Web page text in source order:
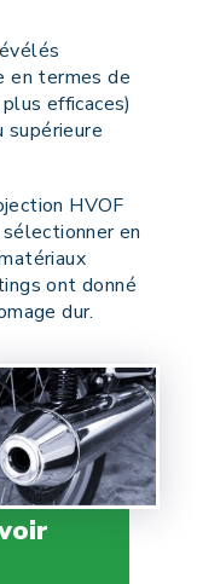
en termes de
efficaces)
HVOF
en
ont donné
dur.